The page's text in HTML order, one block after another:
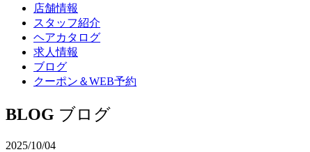
店舗情報
スタッフ紹介
ヘアカタログ
求人情報
ブログ
クーポン＆WEB予約
BLOG ブログ
2025/10/04